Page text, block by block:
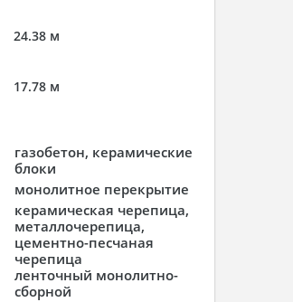
24.38 м
17.78 м
газобетон, керамические
блоки
монолитное перекрытие
керамическая черепица,
металлочерепица,
цементно-песчаная
черепица
ленточный монолитно-
сборной